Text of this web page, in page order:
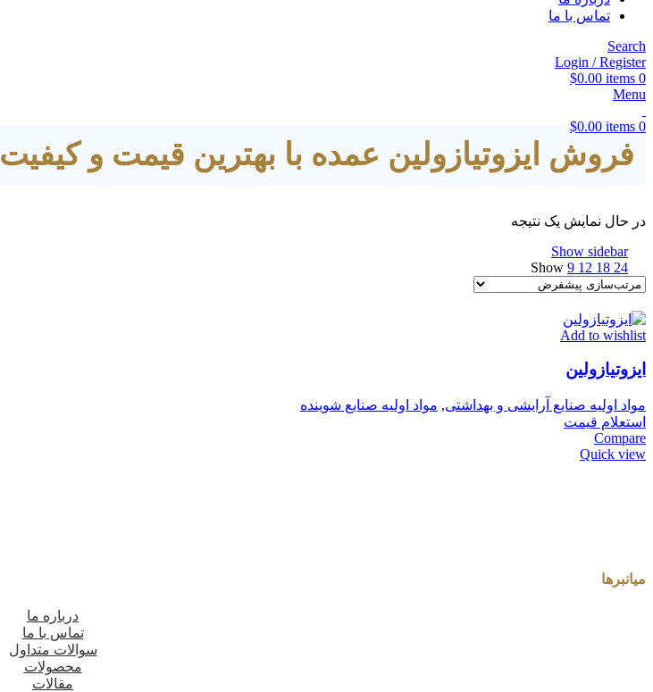
تماس با ما
Search
Login / Register
0
items
$0.00
Menu
0
items
$0.00
فروش ایزوتیازولین عمده با بهترین قیمت و کیفیت
در حال نمایش یک نتیجه
Show sidebar
Show 9 12 18 24
Add to wishlist
ایزوتیازولین
مواد اولیه صنایع آرایشی و بهداشتی, مواد اولیه صنایع شوینده
استعلام قیمت
Compare
Quick view
میانبرها
درباره ما
تماس با ما
سوالات متداول
محصولات
مقالات